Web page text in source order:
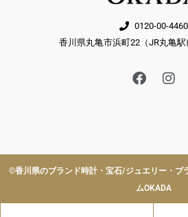
0120-00-4460
香川県丸亀市浜町22（JR丸亀
F
a
o
k
I
n
r
a
m
©︎香川県のブランド時計・宝石/ジュエリー・ブ
ムOKADA